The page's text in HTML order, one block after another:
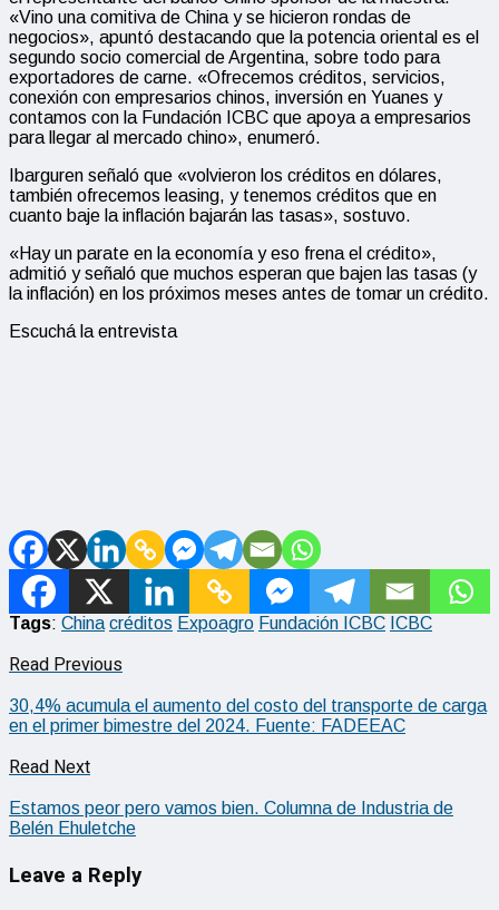
«Vino una comitiva de China y se hicieron rondas de
negocios», apuntó destacando que la potencia oriental es el
segundo socio comercial de Argentina, sobre todo para
exportadores de carne. «Ofrecemos créditos, servicios,
conexión con empresarios chinos, inversión en Yuanes y
contamos con la Fundación ICBC que apoya a empresarios
para llegar al mercado chino», enumeró.
Ibarguren señaló que «volvieron los créditos en dólares,
también ofrecemos leasing, y tenemos créditos que en
cuanto baje la inflación bajarán las tasas», sostuvo.
«Hay un parate en la economía y eso frena el crédito»,
admitió y señaló que muchos esperan que bajen las tasas (y
la inflación) en los próximos meses antes de tomar un crédito.
Escuchá la entrevista
Tags: China créditos Expoagro Fundación ICBC ICBC
Read Previous
30,4% acumula el aumento del costo del transporte de carga
en el primer bimestre del 2024. Fuente: FADEEAC
Read Next
Estamos peor pero vamos bien. Columna de Industria de
Belén Ehuletche
Leave a Reply